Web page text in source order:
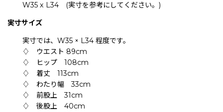
W35 x L34 (実寸を参考にしてください。)
実寸サイズ
実寸では、W35 × L34 程度です。
♢ ウエスト 89cm
♢ ヒップ 108cm
♢ 着丈 113cm
♢ わたり幅 33cm
♢ 前股上 31cm
♢ 後股上 40cm